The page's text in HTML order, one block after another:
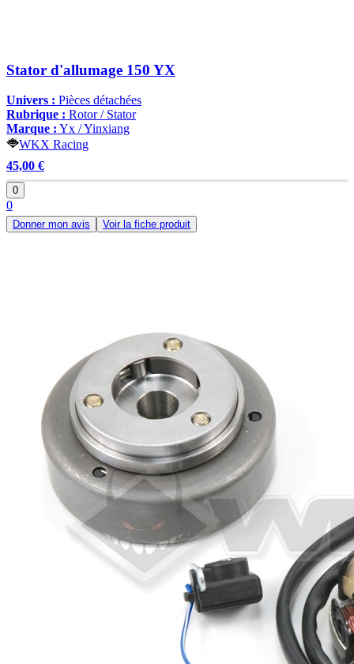
Stator d'allumage 150 YX
Univers : Pièces détachées
Rubrique : Rotor / Stator
Marque : Yx / Yinxiang
WKX Racing
45,00 €
0
0
Donner mon avis Voir la fiche produit